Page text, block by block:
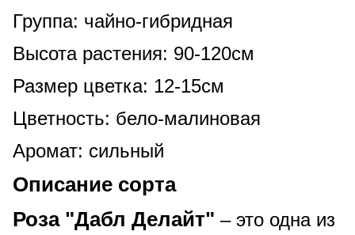
Группа: чайно-гибридная
Высота растения: 90-120см
Размер цветка: 12-15см
Цветность: бело-малиновая
Аромат: сильный
Описание сорта
Роза "Дабл Делайт" – это одна из